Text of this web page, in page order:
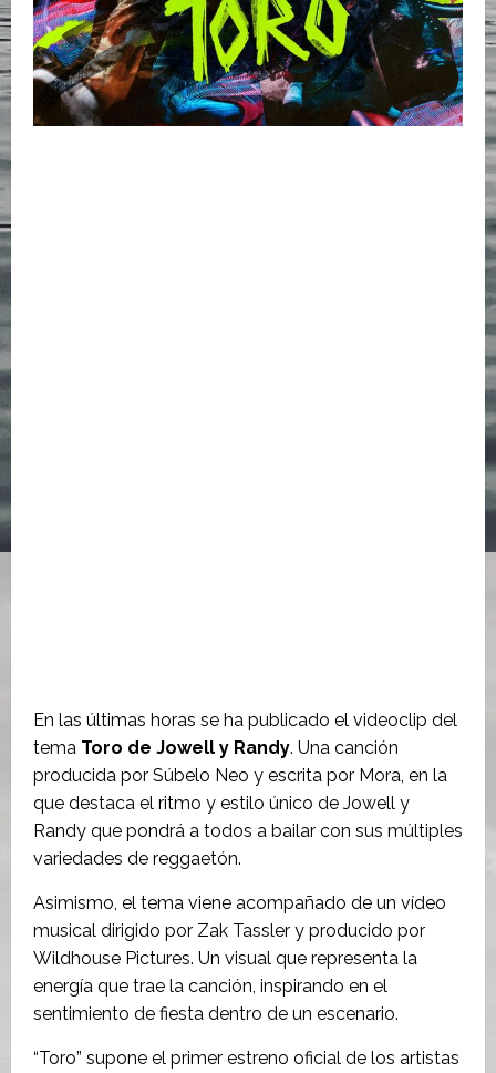
En las últimas horas se ha publicado el videoclip del
tema Toro de Jowell y Randy. Una canción
producida por Súbelo Neo y escrita por Mora, en la
que destaca el ritmo y estilo único de Jowell y
Randy que pondrá a todos a bailar con sus múltiples
variedades de reggaetón.
Asimismo, el tema viene acompañado de un vídeo
musical dirigido por Zak Tassler y producido por
Wildhouse Pictures. Un visual que representa la
energía que trae la canción, inspirando en el
sentimiento de fiesta dentro de un escenario.
“Toro” supone el primer estreno oficial de los artistas